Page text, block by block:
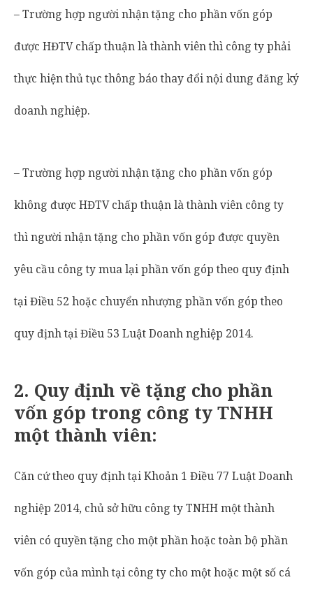
– Trường hợp người nhận tặng cho phần vốn góp
được HĐTV chấp thuận là thành viên thì công ty phải
thực hiện thủ tục thông báo thay đổi nội dung đăng ký
doanh nghiệp.
– Trường hợp người nhận tặng cho phần vốn góp
không được HĐTV chấp thuận là thành viên công ty
thì người nhận tặng cho phần vốn góp được quyền
yêu cầu công ty mua lại phần vốn góp theo quy định
tại Điều 52 hoặc chuyển nhượng phần vốn góp theo
quy định tại Điều 53 Luật Doanh nghiệp 2014.
2. Quy định về tặng cho phần
vốn góp trong công ty TNHH
một thành viên:
Căn cứ theo quy định tại Khoản 1 Điều 77 Luật Doanh
nghiệp 2014, chủ sở hữu công ty TNHH một thành
viên có quyền tặng cho một phần hoặc toàn bộ phần
vốn góp của mình tại công ty cho một hoặc một số cá